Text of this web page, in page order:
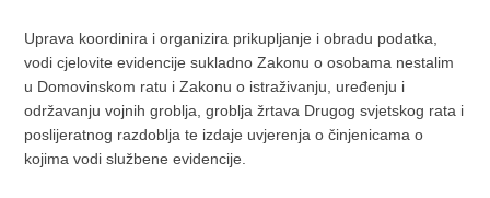
Uprava koordinira i organizira prikupljanje i obradu podatka,
vodi cjelovite evidencije sukladno Zakonu o osobama nestalim
u Domovinskom ratu i Zakonu o istraživanju, uređenju i
održavanju vojnih groblja, groblja žrtava Drugog svjetskog rata i
poslijeratnog razdoblja te izdaje uvjerenja o činjenicama o
kojima vodi službene evidencije.